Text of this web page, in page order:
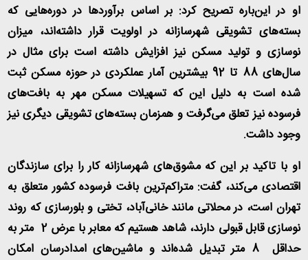
او در این‌باره تصریح کرد: بر اساس برآوردها در دوره‌هایی که
بسته‌های تشویقی شهرسازانه در اولویت قرار داشته‌اند، میزان
نوسازی و تولید مسکن نیز افزایش داشته است برای مثال در
سال‌های 88 تا 92 بیشترین آمار عملکردی در حوزه مسکن ثبت
شده است به دلیل این که تسهیلات مسکن مهر به بافت‌های
فرسوده نیز تعلق می‌گرفت و همزمان بسته‌های تشویقی دیگری نیز
وجود داشت.
او با تاکید بر این که مشوق‌های شهرسازانه کار را برای سازندگان
اقتصادی می‌کند، گفت: متراکم‌ترین بافت‌ فرسوده کشور متعلق به
تهران است، در محلاتی مانند خانی‌آباد، تختی و بلورسازی که روند
نوسازی قابل قبولی دارند، شاهد هستیم که معابر با عرض 2 متر به
حداقل 8 متر تبدیل شده‌اند و ماشین‌های امدادرسان امکان